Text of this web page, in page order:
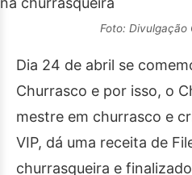
Foto: Divulgação
Dia 24 de abril se
Churrasco e por isso, o
mestre em churrasco e
VIP, dá uma receita de
churrasqueira e